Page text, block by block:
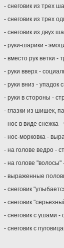
- снеговик из трех
- снеговик из трех
- снеговик из двух
- руки-шарики -
- вместо рук ветки -
- руки вверх -
- руки вниз - упадок
- руки в стороны -
- глазки из шишек,
- нос в виде снежка
- нос-морковка -
- на голове ведро -
- на голове "волосы"
- выраженные
- снеговик
- снеговик
- снеговик с ушами -
- снеговик с